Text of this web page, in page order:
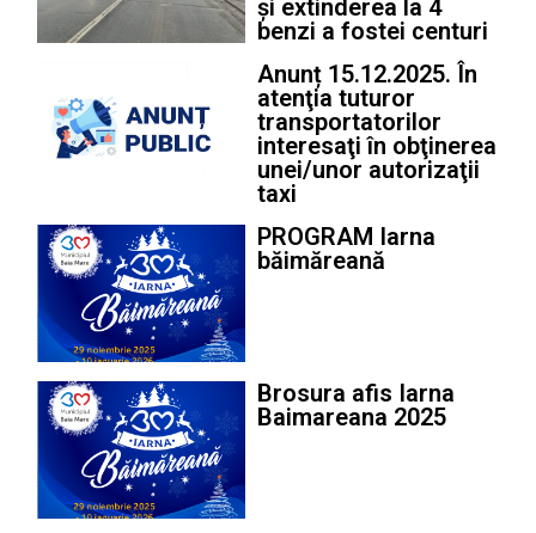
și extinderea la 4
benzi a fostei centuri
Anunț 15.12.2025. În
atenţia tuturor
transportatorilor
interesaţi în obţinerea
unei/unor autorizaţii
taxi
PROGRAM Iarna
băimăreană
Brosura afis Iarna
Baimareana 2025